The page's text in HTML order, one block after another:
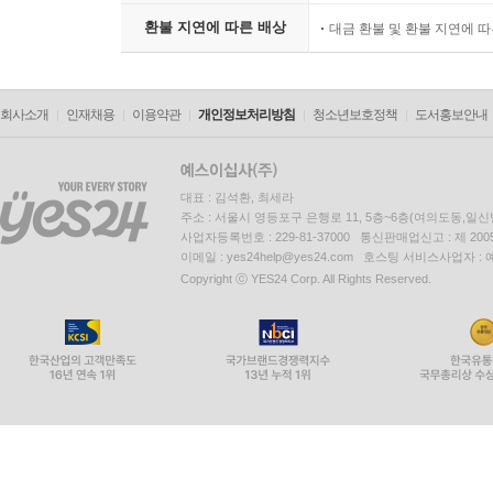
환불 지연에 따른 배상 대금 환불 및 환불 지연에
회사소개 인재채용 이용약관 개인정보처리방침 청소년보호정책 도서홍보안내
대표 : 김석환, 최세라
주소 : 서울시 영등포구 은행로 11, 5층~6층(여의도동,일신
사업자등록번호 : 229-81-37000 통신판매업신고 : 제
이메일 : yes24help@yes24.com 호스팅 서비스사업자 :
Copyright ⓒ YES24 Corp. All Rights Reserved.